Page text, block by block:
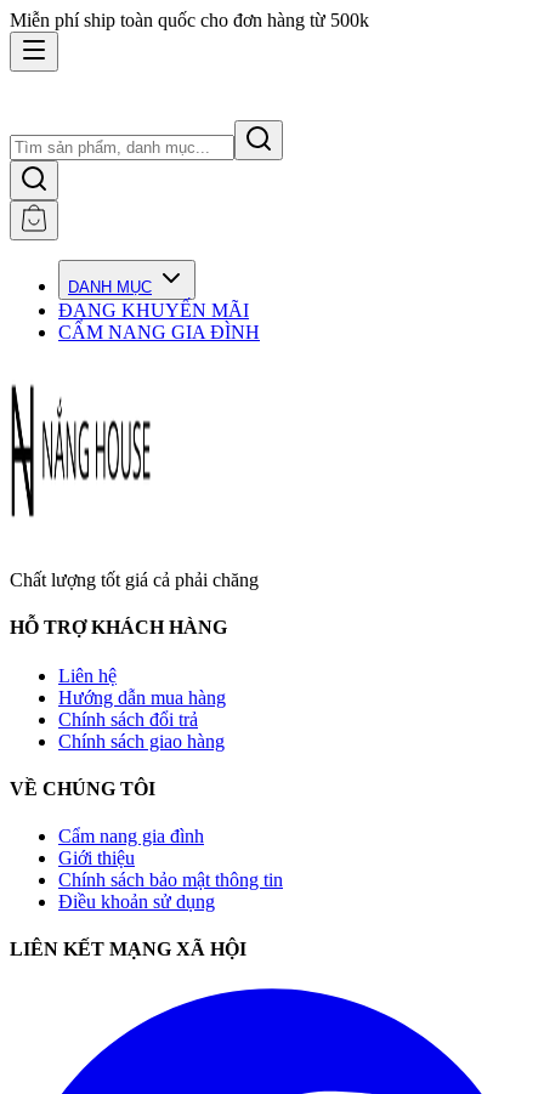
Miễn phí ship toàn quốc cho đơn hàng từ 500k
DANH MỤC
ĐANG KHUYẾN MÃI
CẨM NANG GIA ĐÌNH
Chất lượng tốt giá cả phải chăng
HỖ TRỢ KHÁCH HÀNG
Liên hệ
Hướng dẫn mua hàng
Chính sách đổi trả
Chính sách giao hàng
VỀ CHÚNG TÔI
Cẩm nang gia đình
Giới thiệu
Chính sách bảo mật thông tin
Điều khoản sử dụng
LIÊN KẾT MẠNG XÃ HỘI